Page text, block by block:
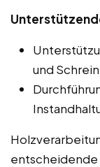
und
entscheidende